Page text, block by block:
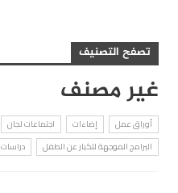
تصفح التصنيف
غير مصنف
أوراق عمل إضاءات اجتماعات لجان
البرامج الموجهة للكبار عن الطفل
دراسات